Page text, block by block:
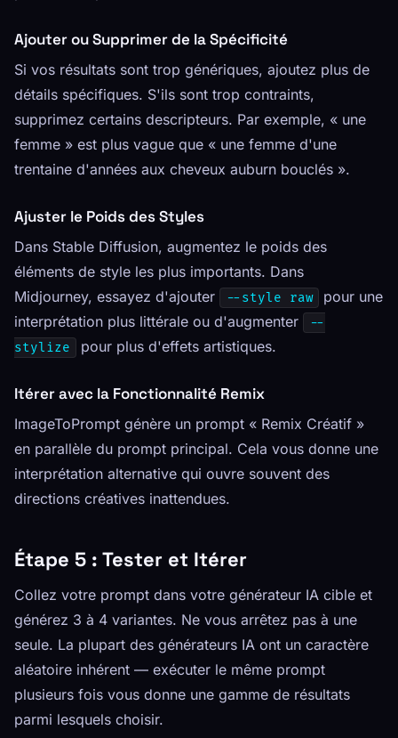
Ajouter ou Supprimer de la Spécificité
Si vos résultats sont trop génériques, ajoutez plus de
détails spécifiques. S'ils sont trop contraints,
supprimez certains descripteurs. Par exemple, « une
femme » est plus vague que « une femme d'une
trentaine d'années aux cheveux auburn bouclés ».
Ajuster le Poids des Styles
Dans Stable Diffusion, augmentez le poids des
éléments de style les plus importants. Dans
Midjourney, essayez d'ajouter
--style raw
pour une
interprétation plus littérale ou d'augmenter
--
stylize
pour plus d'effets artistiques.
Itérer avec la Fonctionnalité Remix
ImageToPrompt génère un prompt « Remix Créatif »
en parallèle du prompt principal. Cela vous donne une
interprétation alternative qui ouvre souvent des
directions créatives inattendues.
Étape 5 : Tester et Itérer
Collez votre prompt dans votre générateur IA cible et
générez 3 à 4 variantes. Ne vous arrêtez pas à une
seule. La plupart des générateurs IA ont un caractère
aléatoire inhérent — exécuter le même prompt
plusieurs fois vous donne une gamme de résultats
parmi lesquels choisir.